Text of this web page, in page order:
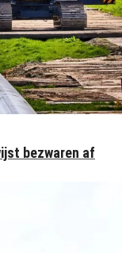
bezwaren af